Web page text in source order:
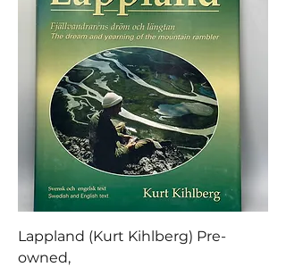
Lappland (Kurt Kihlberg) Pre-
owned,